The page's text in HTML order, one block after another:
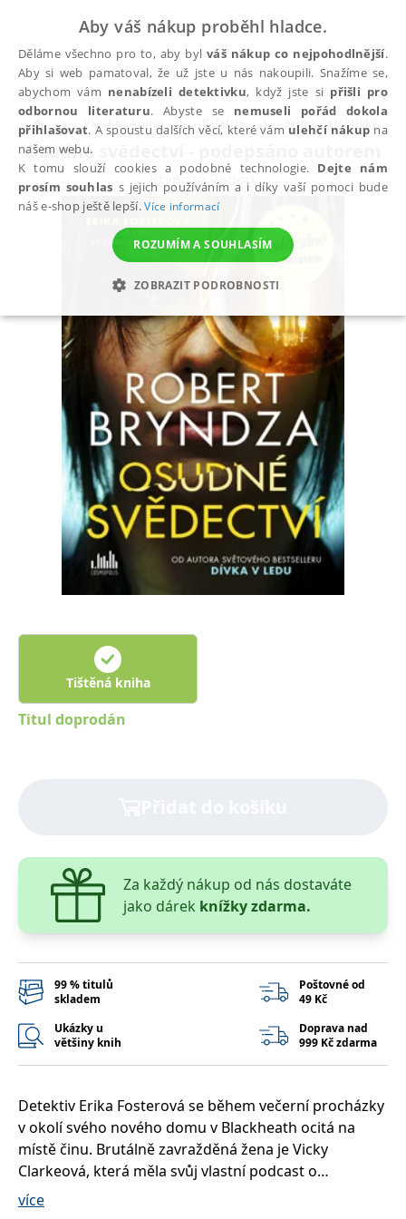
Všechny knihy Beletrie Krimi, detektivky
Osudné svědectví - podepsáno autorem
Bryndza Robert
Tištěná kniha
Titul doprodán
Za každý nákup od nás dostaváte
jako dárek knížky zdarma.
99 % titulů
skladem
Poštovné od
49 Kč
Ukázky u
většiny knih
Doprava nad
999 Kč zdarma
Detektiv Erika Fosterová se během večerní procházky
v okolí svého nového domu v Blackheath ocitá na
místě činu. Brutálně zavražděná žena je Vicky
Clarkeová, která měla svůj vlastní podcast o
skutečných zločinech.
více
Aby váš nákup proběhl hladce.
Děláme všechno pro to, aby bylváš nákup co nejpohodlnější.
Aby si web pamatoval, že už jste u nás nakoupili. Snažíme se,
abychom vám nenabízeli detektivku, když jste si přišli pro
odbornou literaturu. Abyste se nemuseli pořád dokola
přihlašovat. A spoustu dalších věcí, které vám ulehčí nákup na
našem webu.
K tomu slouží cookies a podobné technologie. Dejte nám
prosím souhlas s jejich používáním a i díky vaší pomoci bude
náš e-shop ještě lepší.Více informací
ROZUMÍM A SOUHLASÍM
ZOBRAZIT PODROBNOSTI
NEZBYTNÉ ANALYTICKÉ MARKETINGOVÉ
FUNKČNÍ NEZAŘAZENÉ SOUBORY
Nezbytné Analytické Marketingové
Funkční
Nezařazené soubory
Nezbytně nutné soubory cookie umožňují základní funkce webových
stránek, jako je přihlášení uživatele a správa účtu. Webové stránky nelze
bez nezbytně nutných souborů cookie správně používat.
Název
Doména
Vyprší Popis
www.bambook.cz
prohlížeče
generovaný
založenými
PHP. Toto je
identifikátor
relací
uživatelů.
náhodně
vygenerované
pro daný
web, ale
dobrým
příkladem je
udržování
přihlášeného
stavu